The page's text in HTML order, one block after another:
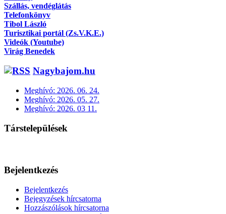
Szállás, vendéglátás
Telefonkönyv
Tibol László
Turisztikai portál (Zs.V.K.E.)
Videók (Youtube)
Virág Benedek
Nagybajom.hu
Meghívó: 2026. 06. 24.
Meghívó: 2026. 05. 27.
Meghívó: 2026. 03 11.
Társtelepülések
Bejelentkezés
Bejelentkezés
Bejegyzések hírcsatorna
Hozzászólások hírcsatorna